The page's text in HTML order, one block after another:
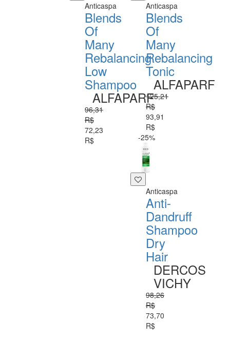
Anticaspa
Blends
Of
Many
Rebalancing
Low
Shampoo
ALFAPARF
96,31
R$
72,23
R$
Anticaspa
Blends
Of
Many
Rebalancing
Tonic
ALFAPARF
125,21
R$
93,91
R$
-25%
Anticaspa
Anti-
Dandruff
Shampoo
Dry
Hair
DERCOS
VICHY
98,26
R$
73,70
R$